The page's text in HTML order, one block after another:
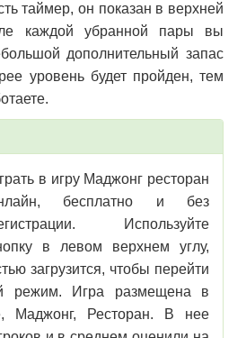
таймер, он показан в верхней
каждой убранной пары вы
дополнительный запас
уровень будет пройден, тем
в игру Маджонг ресторан
бесплатно и без
Используйте
в левом верхнем углу,
загрузится, чтобы перейти
режим. Игра размещена в
Маджонг, Ресторан. В нее